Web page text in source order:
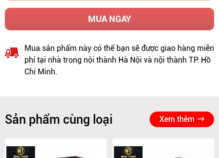
MUA NGAY
Mua sản phẩm này có thể bạn sẽ được giao hàng miễn
phí tại nhà trong nội thành Hà Nội và nội thành TP. Hồ
Chí Minh.
Sản phẩm cùng loại Xem thêm